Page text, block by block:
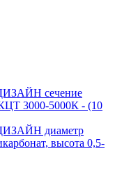
сечение
3000-5000К - (10
диаметр
высота 0,5-